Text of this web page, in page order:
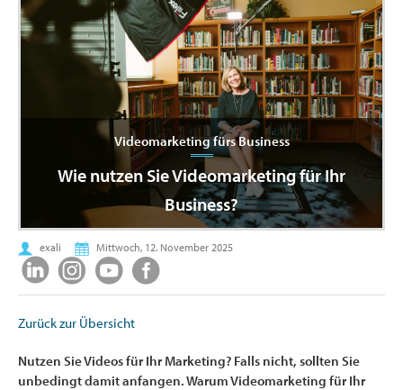
Videomarketing fürs Business
Wie nutzen Sie Videomarketing für Ihr
Business?
exali Mittwoch, 12. November 2025
Zurück zur Übersicht
Nutzen Sie Videos für Ihr Marketing? Falls nicht, sollten Sie
unbedingt damit anfangen. Warum Videomarketing für Ihr